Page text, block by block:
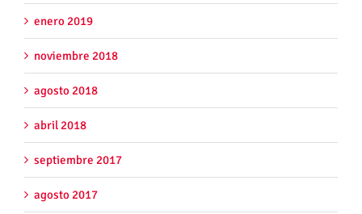
enero 2019
noviembre 2018
agosto 2018
abril 2018
septiembre 2017
agosto 2017